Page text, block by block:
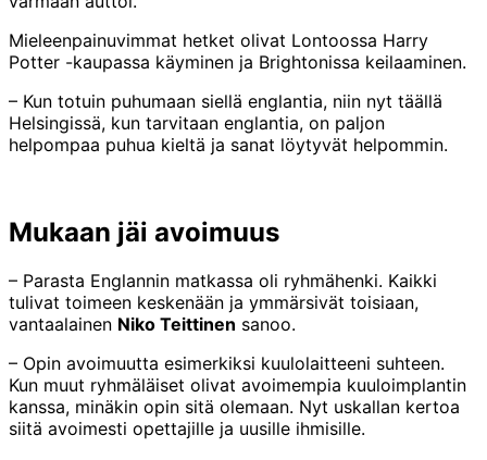
Mieleenpainuvimmat hetket olivat Lontoossa Harry
Potter -kaupassa käyminen ja Brightonissa keilaaminen.
– Kun totuin puhumaan siellä englantia, niin nyt täällä
Helsingissä, kun tarvitaan englantia, on paljon
helpompaa puhua kieltä ja sanat löytyvät helpommin.
Mukaan jäi avoimuus
– Parasta Englannin matkassa oli ryhmähenki. Kaikki
tulivat toimeen keskenään ja ymmärsivät toisiaan,
vantaalainen Niko Teittinen sanoo.
– Opin avoimuutta esimerkiksi kuulolaitteeni suhteen.
Kun muut ryhmäläiset olivat avoimempia kuuloimplantin
kanssa, minäkin opin sitä olemaan. Nyt uskallan kertoa
siitä avoimesti opettajille ja uusille ihmisille.